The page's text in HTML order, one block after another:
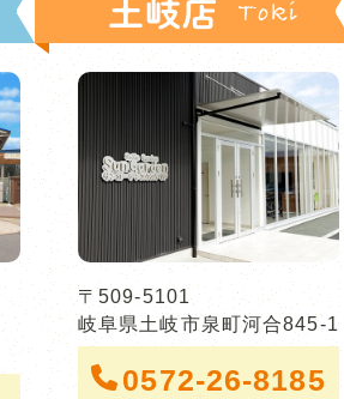
土岐店
〒509-5101
岐阜県土岐市泉町河合845-1
0572-26-8185